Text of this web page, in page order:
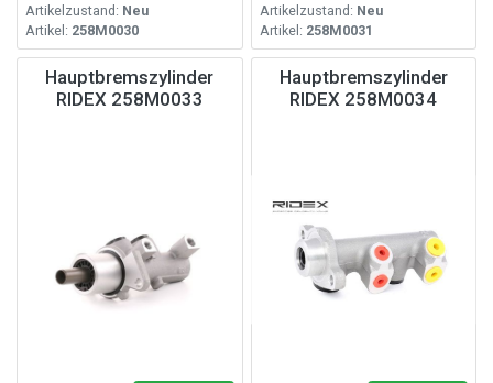
Artikelzustand: Neu
Artikel: 258M0030
Artikelzustand: Neu
Artikel: 258M0031
Hauptbremszylinder
RIDEX 258M0033
Hauptbremszylinder
RIDEX 258M0034